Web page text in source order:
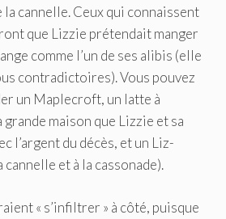
cannelle. Ceux qui connaissent
que Lizzie prétendait manger
comme l’un de ses alibis (elle
contradictoires). Vous pouvez
un Maplecroft, un latte à
grande maison que Lizzie et sa
l’argent du décès, et un Liz-
et à la cassonade).
« s’infiltrer » à côté, puisque